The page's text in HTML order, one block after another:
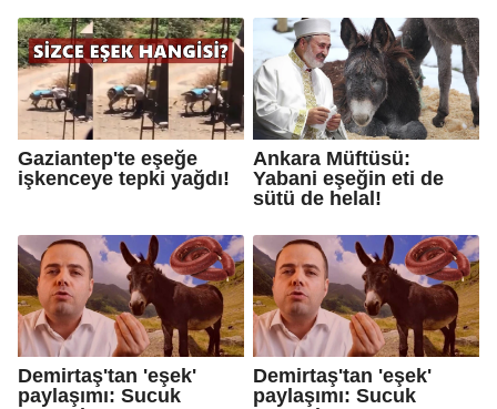
Gaziantep'te eşeğe
işkenceye tepki yağdı!
Ankara Müftüsü:
Yabani eşeğin eti de
sütü de helal!
Demirtaş'tan 'eşek'
paylaşımı: Sucuk
Demirtaş'tan 'eşek'
paylaşımı: Sucuk